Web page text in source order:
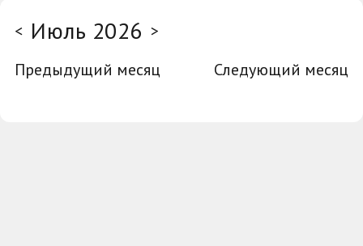
< Июль 2026 >
Предыдущий месяц
Следующий месяц